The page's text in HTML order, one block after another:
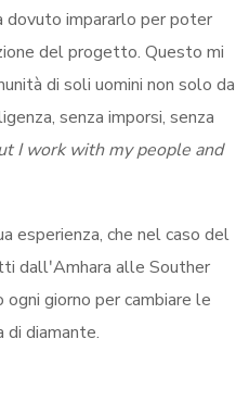
dovuto impararlo per poter
del progetto. Questo mi
di soli uomini non solo da
senza imporsi, senza
I work with my people and
esperienza, che nel caso del
dallʹAmhara alle Souther
giorno per cambiare le
diamante.